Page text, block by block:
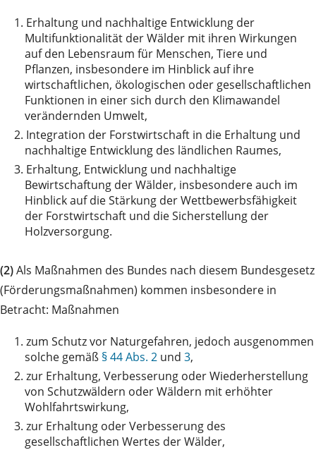
1. Erhaltung und nachhaltige Entwicklung der
Multifunktionalität der Wälder mit ihren Wirkungen
auf den Lebensraum für Menschen, Tiere und
Pflanzen, insbesondere im Hinblick auf ihre
wirtschaftlichen, ökologischen oder gesellschaftlichen
Funktionen in einer sich durch den Klimawandel
verändernden Umwelt,
2. Integration der Forstwirtschaft in die Erhaltung und
nachhaltige Entwicklung des ländlichen Raumes,
3. Erhaltung, Entwicklung und nachhaltige
Bewirtschaftung der Wälder, insbesondere auch im
Hinblick auf die Stärkung der Wettbewerbsfähigkeit
der Forstwirtschaft und die Sicherstellung der
Holzversorgung.
(2)Als Maßnahmen des Bundes nach diesem Bundesgesetz
(Förderungsmaßnahmen) kommen insbesondere in
Betracht: Maßnahmen
1. zum Schutz vor Naturgefahren, jedoch ausgenommen
solche gemäß § 44 Abs. 2 und 3,
2. zur Erhaltung, Verbesserung oder Wiederherstellung
von Schutzwäldern oder Wäldern mit erhöhter
Wohlfahrtswirkung,
3. zur Erhaltung oder Verbesserung des
gesellschaftlichen Wertes der Wälder,